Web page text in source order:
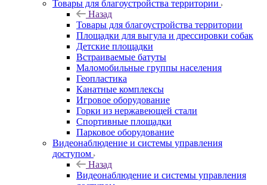
Товары для благоустройства территории
Назад
Товары для благоустройства территории
Площадки для выгула и дрессировки собак
Детские площадки
Встраиваемые батуты
Маломобильные группы населения
Геопластика
Канатные комплексы
Игровое оборудование
Горки из нержавеющей стали
Спортивные площадки
Парковое оборудование
Видеонаблюдение и системы управления
доступом
Назад
Видеонаблюдение и системы управления